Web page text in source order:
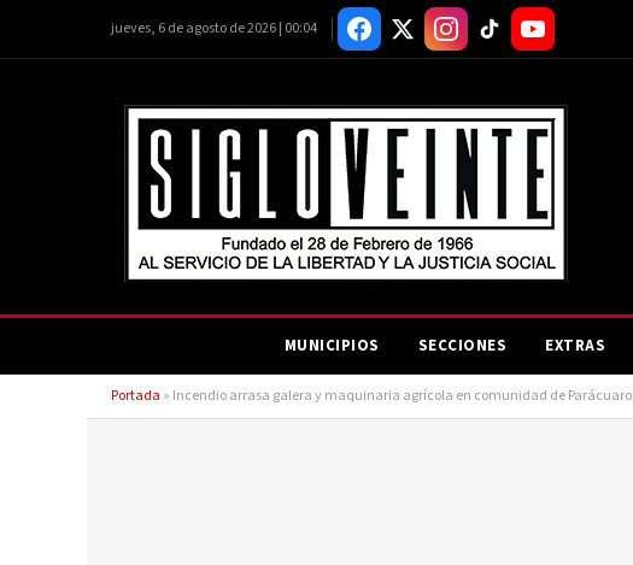
jueves, 6 de agosto de 2026 | 00:04
MUNICIPIOS SECCIONES EXTRAS
Portada » Incendio arrasa galera y maquinaria agrícola en comunidad de Parácuaro